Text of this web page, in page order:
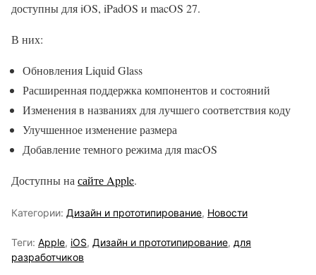
доступны для iOS, iPadOS и macOS 27.
В них:
Обновления Liquid Glass
Расширенная поддержка компонентов и состояний
Изменения в названиях для лучшего соответствия коду
Улучшенное изменение размера
Добавление темного режима для macOS
Доступны насайте Apple.
Категории: Дизайн и прототипирование, Новости
Теги: Apple, iOS, Дизайн и прототипирование, для
разработчиков